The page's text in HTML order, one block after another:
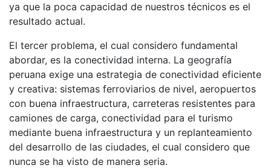
ya que la poca capacidad de nuestros técnicos es el
resultado actual.
El tercer problema, el cual considero fundamental
abordar, es la conectividad interna. La geografía
peruana exige una estrategia de conectividad eficiente
y creativa: sistemas ferroviarios de nivel, aeropuertos
con buena infraestructura, carreteras resistentes para
camiones de carga, conectividad para el turismo
mediante buena infraestructura y un replanteamiento
del desarrollo de las ciudades, el cual considero que
nunca se ha visto de manera seria.